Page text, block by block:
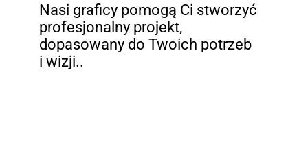
Nasi graficy pomogą Ci stworzyć
profesjonalny projekt,
dopasowany do Twoich potrzeb
i wizji..